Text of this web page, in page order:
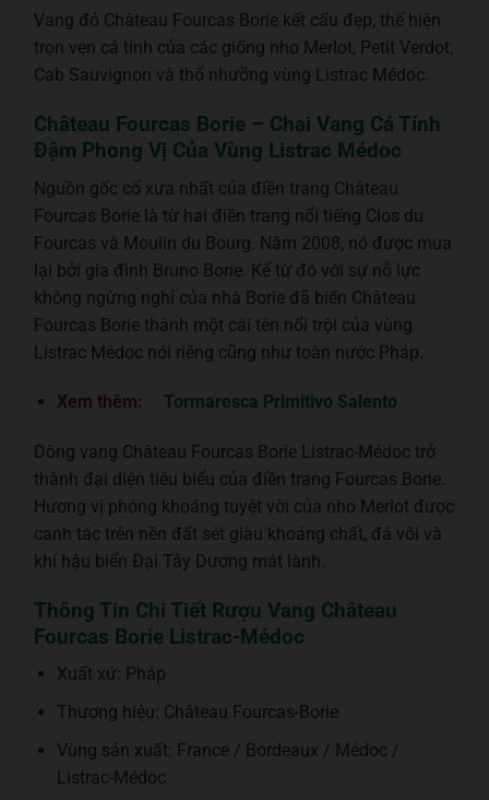
Vang đỏ Château Fourcas Borie kết cấu đẹp, thể hiện
trọn vẹn cá tính của các giống nho Merlot, Petit Verdot,
Cab Sauvignon và thổ nhưỡng vùng Listrac Médoc.
Château Fourcas Borie – Chai Vang Cá Tính
Đậm Phong Vị Của Vùng Listrac Médoc
Nguồn gốc cổ xưa nhất của điền trang Château
Fourcas Borie là từ hai điền trang nổi tiếng Clos du
Fourcas và Moulin du Bourg. Năm 2008, nó được mua
lại bởi gia đình Bruno Borie. Kể từ đó với sự nỗ lực
không ngừng nghỉ của nhà Borie đã biến Château
Fourcas Borie thành một cái tên nổi trội của vùng
Listrac Médoc nói riêng cũng như toàn nước Pháp.
Xem thêm: Tormaresca Primitivo Salento
Dòng vang Château Fourcas Borie Listrac-Médoc trở
thành đại diện tiêu biểu của điền trang Fourcas Borie.
Hương vị phóng khoáng tuyệt vời của nho Merlot được
canh tác trên nền đất sét giàu khoáng chất, đá vôi và
khí hậu biển Đại Tây Dương mát lành.
Thông Tin Chi Tiết Rượu Vang Château
Fourcas Borie Listrac-Médoc
Xuất xứ: Pháp
Thương hiệu: Château Fourcas-Borie
Vùng sản xuất: France / Bordeaux / Médoc /
Listrac-Médoc